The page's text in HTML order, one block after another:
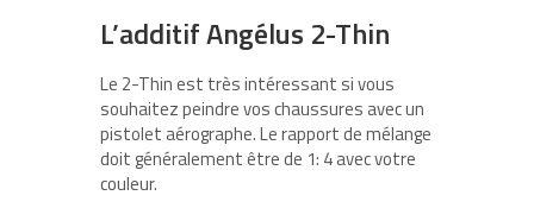
L’additif Angélus 2-Thin
Le 2-Thin est très intéressant si vous
souhaitez peindre vos chaussures avec un
pistolet aérographe. Le rapport de mélange
doit généralement être de 1: 4 avec votre
couleur.